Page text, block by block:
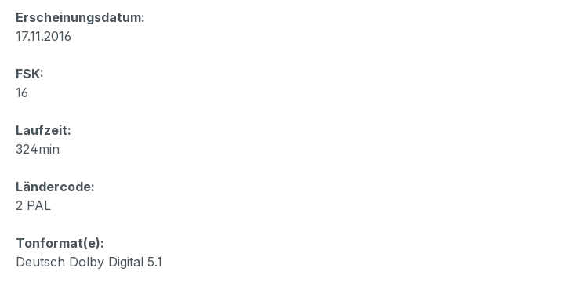
Erscheinungsdatum:
17.11.2016
FSK:
16
Laufzeit:
324min
Ländercode:
2 PAL
Tonformat(e):
Deutsch Dolby Digital 5.1